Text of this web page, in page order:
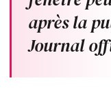
après la
Journal